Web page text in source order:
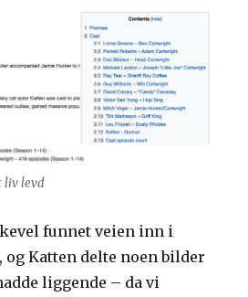
liv levd
funnet veien inn i
Katten delte noen bilder
liggende – da vi